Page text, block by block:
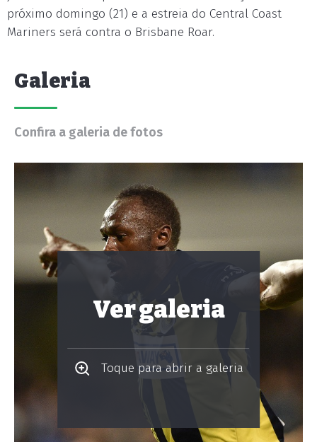
próximo domingo (21) e a estreia do Central Coast
Mariners será contra o Brisbane Roar.
Galeria
Confira a galeria de fotos
Ver galeria
Toque para abrir a galeria